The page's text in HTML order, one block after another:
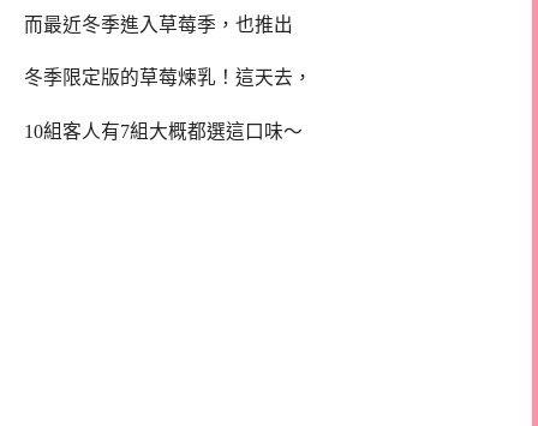
而最近冬季進入草莓季，也推出
冬季限定版的草莓煉乳！這天去，
10組客人有7組大概都選這口味～